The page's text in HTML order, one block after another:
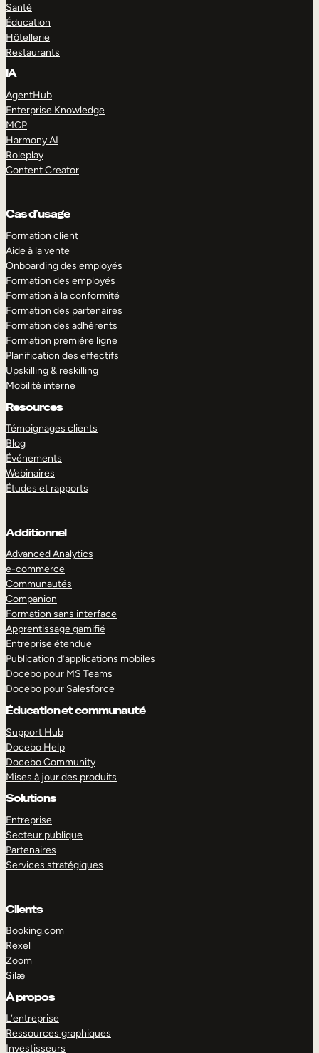
Santé
Éducation
Hôtellerie
Restaurants
IA
AgentHub
Enterprise Knowledge
MCP
Harmony AI
Roleplay
Content Creator
Cas d’usage
Formation client
Aide à la vente
Onboarding des employés
Formation des employés
Formation à la conformité
Formation des partenaires
Formation des adhérents
Formation première ligne
Planification des effectifs
Upskilling & reskilling
Mobilité interne
Resources
Témoignages clients
Blog
Événements
Webinaires
Études et rapports
Additionnel
Advanced Analytics
e-commerce
Communautés
Companion
Formation sans interface
Apprentissage gamifié
Entreprise étendue
Publication d’applications mobiles
Docebo pour MS Teams
Docebo pour Salesforce
Éducation et communauté
Support Hub
Docebo Help
Docebo Community
Mises à jour des produits
Solutions
Entreprise
Secteur publique
Partenaires
Services stratégiques
Clients
Booking.com
Rexel
Zoom
Silæ
À propos
L’entreprise
Ressources graphiques
Investisseurs